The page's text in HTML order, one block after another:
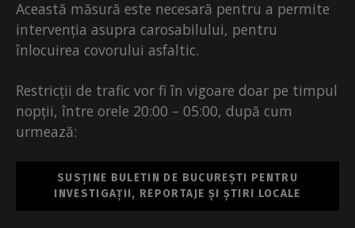
Această măsură este necesară pentru a permite
intervenția asupra carosabilului, pentru
înlocuirea covorului asfaltic.
Restricții de trafic vor fi în vigoare doar pe timpul
nopții, între orele 20:00 – 05:00, după cum
urmează:
SUSȚINE BULETIN DE BUCUREȘTI PENTRU
INVESTIGAȚII, REPORTAJE ȘI ȘTIRI LOCALE